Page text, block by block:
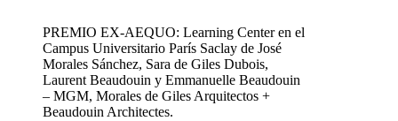
PREMIO EX-AEQUO: Learning Center en el
Campus Universitario París Saclay de José
Morales Sánchez, Sara de Giles Dubois,
Laurent Beaudouin y Emmanuelle Beaudouin
– MGM, Morales de Giles Arquitectos +
Beaudouin Architectes.